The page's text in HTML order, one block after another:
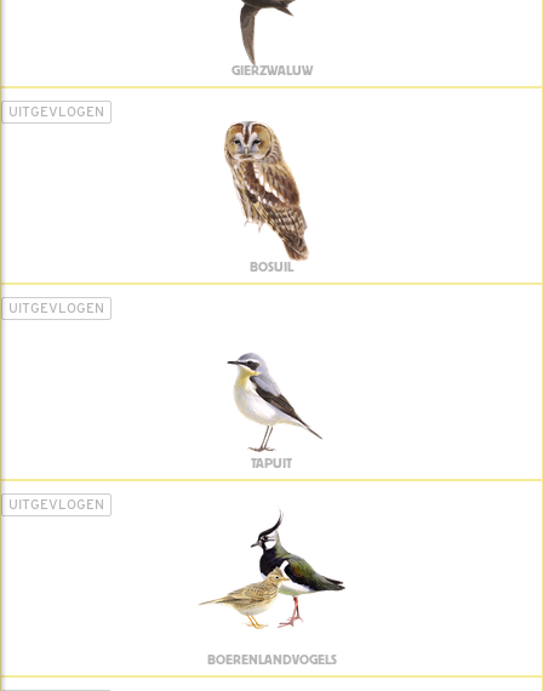
GIERZWALUW
UITGEVLOGEN
BOSUIL
UITGEVLOGEN
TAPUIT
UITGEVLOGEN
BOERENLANDVOGELS